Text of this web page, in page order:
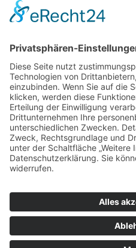
Öffnungszeiten
Mo. - Fr.:
07.30 - 17.30 Uhr
Samstag:
geschlossen
Sowie nach telefonischer
Rechtliches
Impressum